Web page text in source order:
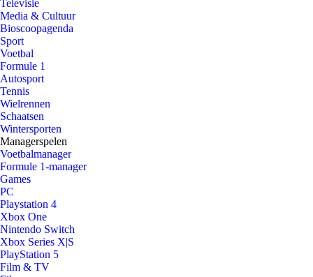
Televisie
Media & Cultuur
Bioscoopagenda
Sport
Voetbal
Formule 1
Autosport
Tennis
Wielrennen
Schaatsen
Wintersporten
Managerspelen
Voetbalmanager
Formule 1-manager
Games
PC
Playstation 4
Xbox One
Nintendo Switch
Xbox Series X|S
PlayStation 5
Film & TV